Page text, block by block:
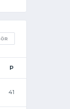
P
41